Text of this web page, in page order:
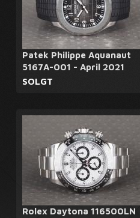
Patek Philippe Aquanaut
5167A-001 - April 2021
SOLGT
Rolex Daytona 116500LN